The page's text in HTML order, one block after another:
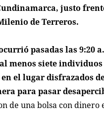
justo
de Terreros.
pasadas las 9:20
menos siete
el lugar disfrazados
para pasar
de una bolsa con dinero